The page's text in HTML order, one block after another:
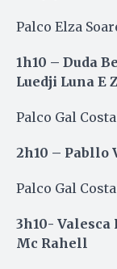
Palco Elza
1h10 – Duda
Luedji Luna E
Palco Gal Costa
2h10 – Pabllo
Palco Gal Costa
3h10- Valesca
Mc Rahell